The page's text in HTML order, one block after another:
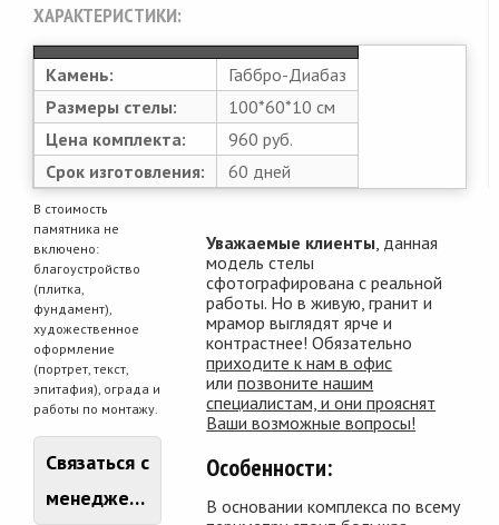
ХАРАКТЕРИСТИКИ:
Камень:
Габбро-Диабаз
Размеры стелы:
100*60*10 см
Цена комплекта:
960 руб.
Срок изготовления:
60 дней
В стоимость
памятника не
включено:
благоустройство
(плитка,
фундамент),
художественное
оформление
(портрет, текст,
эпитафия), ограда и
работы по монтажу.
Связаться с
менеджером
Уважаемые клиенты , данная
модель стелы
сфотографирована с реальной
работы. Но в живую, гранит и
мрамор выглядят ярче и
контрастнее! Обязательно
приходите к нам в офис
илипозвоните нашим
специалистам, и они прояснят
Ваши возможные вопросы!
Особенности:
В основании комплекса по всему